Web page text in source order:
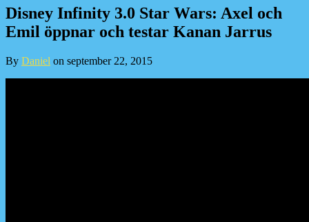
Disney Infinity 3.0 Star Wars: Axel och
Emil öppnar och testar Kanan Jarrus
By Daniel on september 22, 2015